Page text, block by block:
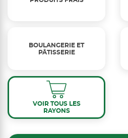
BOULANGERIE ET
PÂTISSERIE
VOIR TOUS LES
RAYONS